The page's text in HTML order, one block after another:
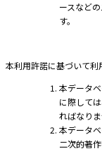
ースなど
す。
本利用許諾に基づいて利
本データ
に際して
ればなりま
本データ
二次的著